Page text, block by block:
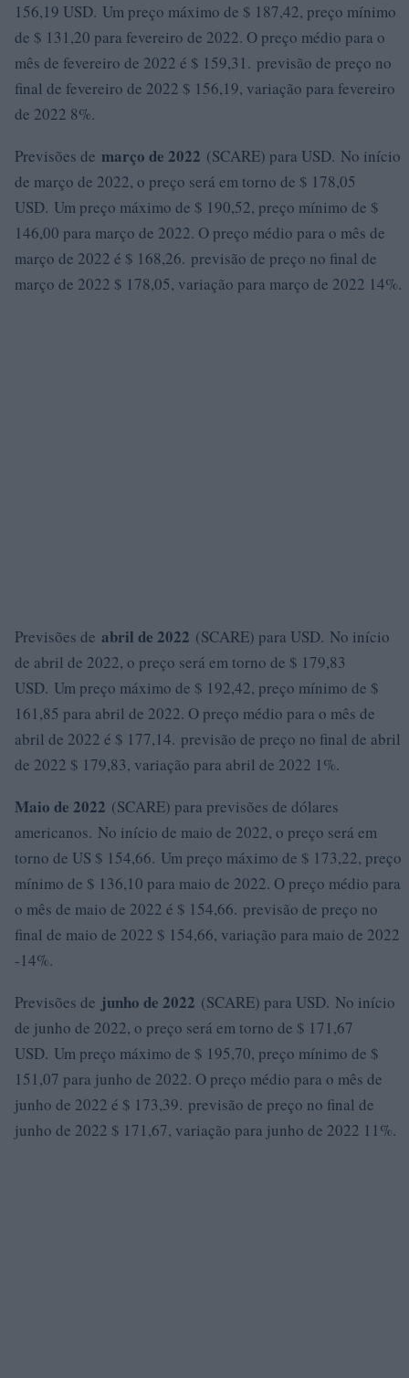
156,19 USD. Um preço máximo de $ 187,42, preço mínimo
de $ 131,20 para fevereiro de 2022. O preço médio para o
mês de fevereiro de 2022 é $ 159,31. previsão de preço no
final de fevereiro de 2022 $ 156,19, variação para fevereiro
de 2022 8%.
Previsões de março de 2022 (SCARE) para USD. No início
de março de 2022, o preço será em torno de $ 178,05
USD. Um preço máximo de $ 190,52, preço mínimo de $
146,00 para março de 2022. O preço médio para o mês de
março de 2022 é $ 168,26. previsão de preço no final de
março de 2022 $ 178,05, variação para março de 2022 14%.
Previsões de abril de 2022 (SCARE) para USD. No início
de abril de 2022, o preço será em torno de $ 179,83
USD. Um preço máximo de $ 192,42, preço mínimo de $
161,85 para abril de 2022. O preço médio para o mês de
abril de 2022 é $ 177,14. previsão de preço no final de abril
de 2022 $ 179,83, variação para abril de 2022 1%.
Maio de 2022 (SCARE) para previsões de dólares
americanos. No início de maio de 2022, o preço será em
torno de US $ 154,66. Um preço máximo de $ 173,22, preço
mínimo de $ 136,10 para maio de 2022. O preço médio para
o mês de maio de 2022 é $ 154,66. previsão de preço no
final de maio de 2022 $ 154,66, variação para maio de 2022
-14%.
Previsões de junho de 2022 (SCARE) para USD. No início
de junho de 2022, o preço será em torno de $ 171,67
USD. Um preço máximo de $ 195,70, preço mínimo de $
151,07 para junho de 2022. O preço médio para o mês de
junho de 2022 é $ 173,39. previsão de preço no final de
junho de 2022 $ 171,67, variação para junho de 2022 11%.